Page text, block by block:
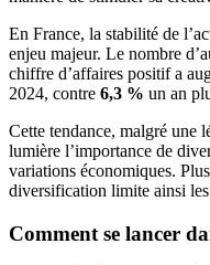
En France, la stabilité de
enjeu majeur. Le nombre
chiffre d’affaires positif a
2024, contre 6,3 % un an
Cette tendance, malgré une
lumière l’importance de
variations économiques.
diversification limite ainsi
Comment se lancer